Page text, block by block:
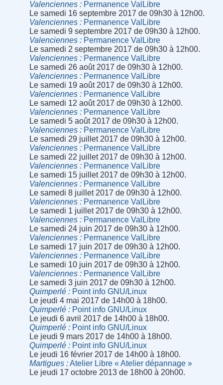
Valenciennes
Permanence ValLibre
Le samedi 16 septembre 2017 de 09h30 à 12h00.
Valenciennes
Permanence ValLibre
Le samedi 9 septembre 2017 de 09h30 à 12h00.
Valenciennes
Permanence ValLibre
Le samedi 2 septembre 2017 de 09h30 à 12h00.
Valenciennes
Permanence ValLibre
Le samedi 26 août 2017 de 09h30 à 12h00.
Valenciennes
Permanence ValLibre
Le samedi 19 août 2017 de 09h30 à 12h00.
Valenciennes
Permanence ValLibre
Le samedi 12 août 2017 de 09h30 à 12h00.
Valenciennes
Permanence ValLibre
Le samedi 5 août 2017 de 09h30 à 12h00.
Valenciennes
Permanence ValLibre
Le samedi 29 juillet 2017 de 09h30 à 12h00.
Valenciennes
Permanence ValLibre
Le samedi 22 juillet 2017 de 09h30 à 12h00.
Valenciennes
Permanence ValLibre
Le samedi 15 juillet 2017 de 09h30 à 12h00.
Valenciennes
Permanence ValLibre
Le samedi 8 juillet 2017 de 09h30 à 12h00.
Valenciennes
Permanence ValLibre
Le samedi 1 juillet 2017 de 09h30 à 12h00.
Valenciennes
Permanence ValLibre
Le samedi 24 juin 2017 de 09h30 à 12h00.
Valenciennes
Permanence ValLibre
Le samedi 17 juin 2017 de 09h30 à 12h00.
Valenciennes
Permanence ValLibre
Le samedi 10 juin 2017 de 09h30 à 12h00.
Valenciennes
Permanence ValLibre
Le samedi 3 juin 2017 de 09h30 à 12h00.
Quimperlé
Point info GNU/Linux
Le jeudi 4 mai 2017 de 14h00 à 18h00.
Quimperlé
Point info GNU/Linux
Le jeudi 6 avril 2017 de 14h00 à 18h00.
Quimperlé
Point info GNU/Linux
Le jeudi 9 mars 2017 de 14h00 à 18h00.
Quimperlé
Point info GNU/Linux
Le jeudi 16 février 2017 de 14h00 à 18h00.
Martigues
Atelier Libre « Atelier dépannage »
Le jeudi 17 octobre 2013 de 18h00 à 20h00.